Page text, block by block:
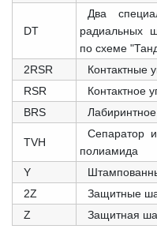
DT
Два
радиальных
по схеме
2RSR
Контактные
RSR
Контактное
BRS
TVH
Сепаратор
полиамида
Y
2Z
Защитные
Z
Защитная